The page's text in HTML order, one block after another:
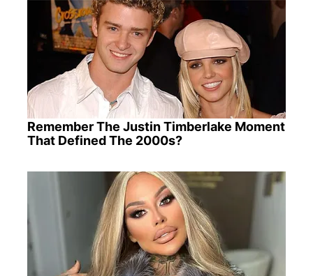
Remember The Justin Timberlake Moment
That Defined The 2000s?